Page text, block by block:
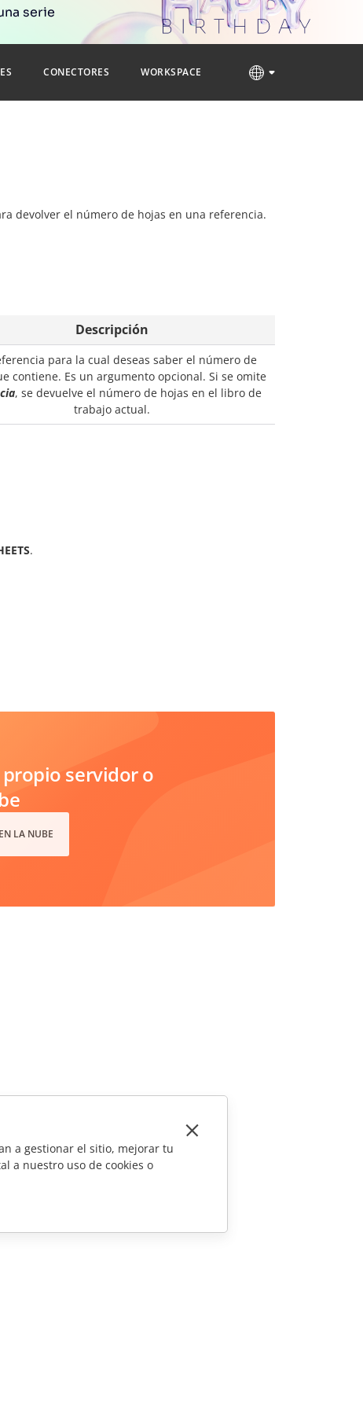
serie
CONECTORES WORKSPACE
devolver el número de hojas en una referencia.
Descripción
para la cual deseas saber el número de
contiene. Es un argumento opcional. Si se omite
, se devuelve el número de hojas en el libro de
trabajo actual.
.
propio servidor o
LA NUBE
a gestionar el sitio, mejorar tu
a nuestro uso de cookies o